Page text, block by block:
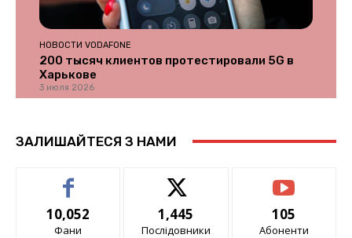
НОВОСТИ VODAFONE
200 тысяч клиентов протестировали 5G в
Харькове
3 июля 2026
ЗАЛИШАЙТЕСЯ З НАМИ
10,052
Фани
1,445
Послідовники
105
Абоненти